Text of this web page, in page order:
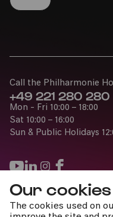
Our cookies
The cookies used on
Press
Call the Philharmonie
+49 221 280 280
Mon - Fri 10:00 – 18:00
Sat 10:00 – 16:00
Sun & Public Holidays